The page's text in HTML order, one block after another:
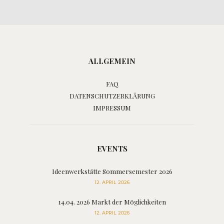
ALLGEMEIN
FAQ
DATENSCHUTZERKLÄRUNG
IMPRESSUM
EVENTS
Ideenwerkstätte Sommersemester 2026
12. APRIL 2026
14.04. 2026 Markt der Möglichkeiten
12. APRIL 2026